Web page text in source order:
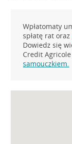
Wpłatomaty
spłatę rat oraz
Dowiedz się
Credit
samouczkiem.